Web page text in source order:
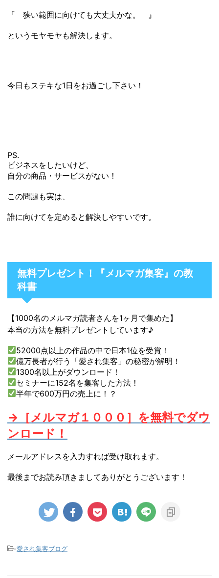
『 狭い範囲に向けても大丈夫かな。 』
というモヤモヤも解決します。
今日もステキな1日をお過ごし下さい！
PS.
ビジネスをしたいけど、
自分の商品・サービスがない！
この問題も実は、
誰に向けてを定めると解決しやすいです。
無料プレゼント！『メルマガ集客』の教
科書
【1000名のメルマガ読者さんを1ヶ月で集めた】
本当の方法を無料プレゼントしています♪
52000点以上の作品の中で日本1位を受賞！
億万長者が行う「愛され集客」の秘密が解明！
1300名以上がダウンロード！
セミナーに152名を集客した方法！
半年で600万円の売上に！？
→［メルマガ１０００］を無料でダウ
ンロード！
メールアドレスを入力すれば受け取れます。
最後までお読み頂きましてありがとうございます！
-愛され集客ブログ